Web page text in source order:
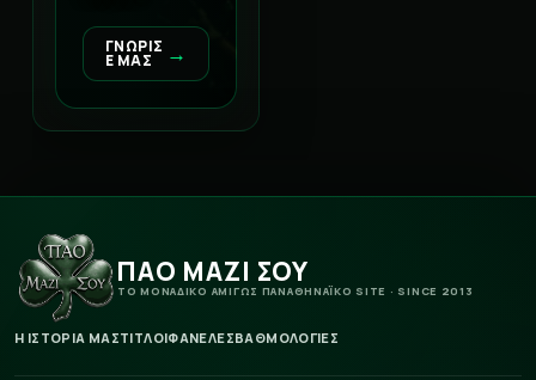
ΓΝΩΡΙΣ
Ε ΜΑΣ →
ΠΑΟ ΜΑΖΙ ΣΟΥ
ΤΟ ΜΟΝΑΔΙΚΟ ΑΜΙΓΩΣ ΠΑΝΑΘΗΝΑΪΚΟ SITE · SINCE 2013
Η ΙΣΤΟΡΙΑ ΜΑΣΤΙΤΛΟΙΦΑΝΕΛΕΣΒΑΘΜΟΛΟΓΙΕΣ